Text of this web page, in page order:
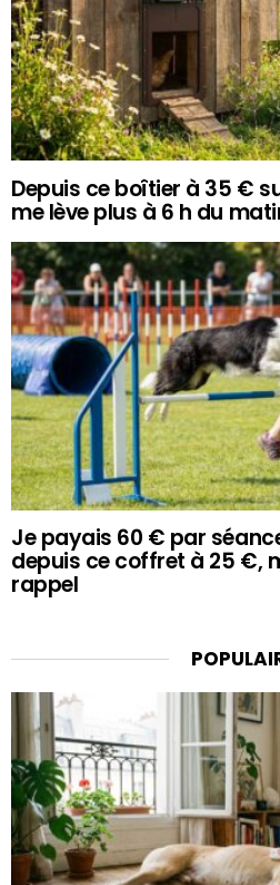
Depuis ce boîtier à 35 €
me lève plus à 6 h du
Je payais 60 € par
depuis ce coffret à 25 €,
rappel